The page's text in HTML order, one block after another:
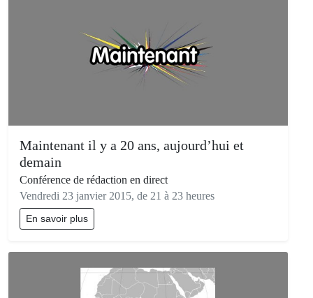
Maintenant il y a 20 ans, aujourd’hui et
demain
Conférence de rédaction en direct
Vendredi 23 janvier 2015, de 21 à 23 heures
En savoir plus